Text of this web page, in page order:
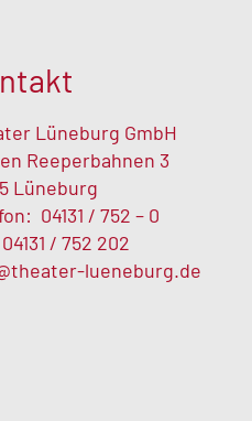
Lüneburg GmbH
Reeperbahnen 3
Lüneburg
04131 / 752 – 0
/ 752 202
lueneburg.de